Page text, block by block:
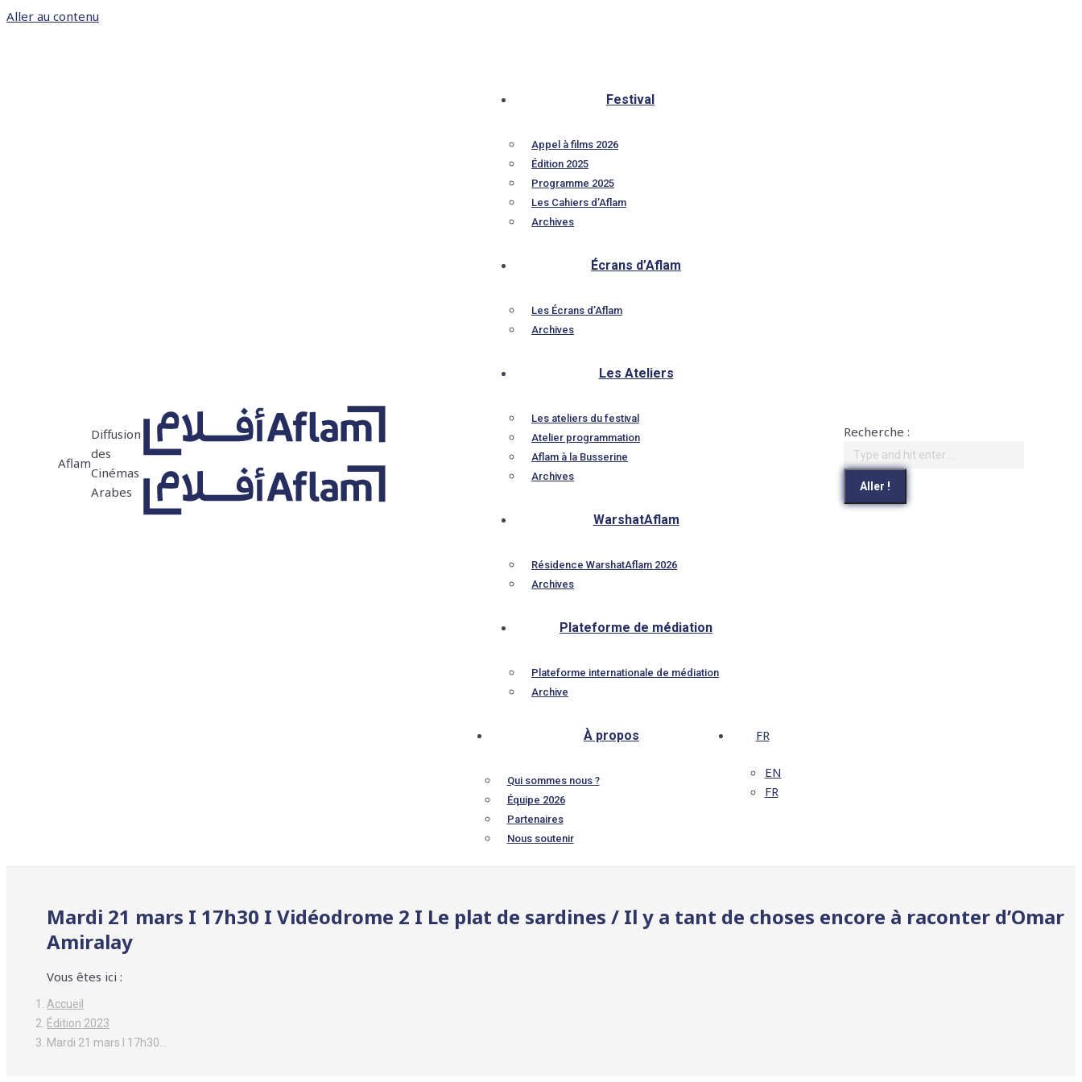
Aller au contenu
Aflam
Diffusion
des
Cinémas
Arabes
Festival
Appel à films 2026
Édition 2025
Programme 2025
Les Cahiers d’Aflam
Archives
Écrans d’Aflam
Les Écrans d’Aflam
Archives
Les Ateliers
Les ateliers du festival
Atelier programmation
Aflam à la Busserine
Archives
WarshatAflam
Résidence WarshatAflam 2026
Archives
Plateforme de médiation
Plateforme internationale de médiation
Archive
À propos
Qui sommes nous ?
Équipe 2026
Partenaires
Nous soutenir
FR
EN
FR
Recherche :
Mardi 21 mars I 17h30 I Vidéodrome 2 I Le plat de sardines / Il y a tant de choses encore à raconter d’Omar
Amiralay
Vous êtes ici :
Accueil
Édition 2023
Mardi 21 mars I 17h30…